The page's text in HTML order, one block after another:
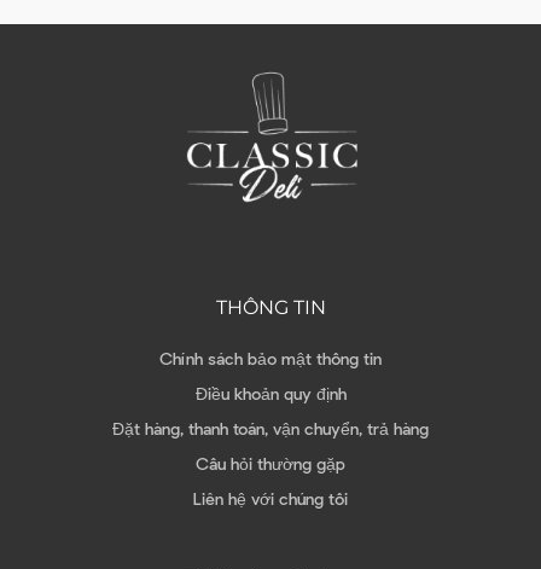
THÔNG TIN
Chính sách bảo mật thông tin
Điều khoản quy định
Đặt hàng, thanh toán, vận chuyển, trả hàng
Câu hỏi thường gặp
Liên hệ với chúng tôi